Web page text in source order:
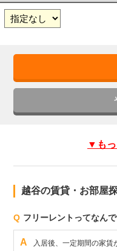
▼も
越谷の賃貸・お部屋
Q フリーレントってなん
A
入居後、一定期間の家賃